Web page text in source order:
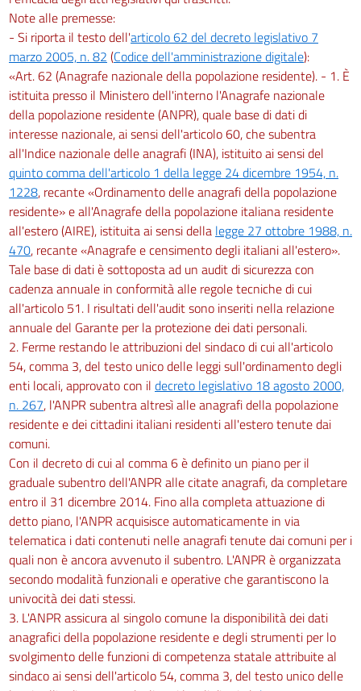
Note alle premesse:
- Si riporta il testo dell'articolo 62 del decreto legislativo 7
marzo 2005, n. 82 (Codice dell'amministrazione digitale):
«Art. 62 (Anagrafe nazionale della popolazione residente). - 1. È
istituita presso il Ministero dell'interno l'Anagrafe nazionale
della popolazione residente (ANPR), quale base di dati di
interesse nazionale, ai sensi dell'articolo 60, che subentra
all'Indice nazionale delle anagrafi (INA), istituito ai sensi del
quinto comma dell'articolo 1 della legge 24 dicembre 1954, n.
1228, recante «Ordinamento delle anagrafi della popolazione
residente» e all'Anagrafe della popolazione italiana residente
all'estero (AIRE), istituita ai sensi della legge 27 ottobre 1988, n.
470, recante «Anagrafe e censimento degli italiani all'estero».
Tale base di dati è sottoposta ad un audit di sicurezza con
cadenza annuale in conformità alle regole tecniche di cui
all'articolo 51. I risultati dell'audit sono inseriti nella relazione
annuale del Garante per la protezione dei dati personali.
2. Ferme restando le attribuzioni del sindaco di cui all'articolo
54, comma 3, del testo unico delle leggi sull'ordinamento degli
enti locali, approvato con il decreto legislativo 18 agosto 2000,
n. 267, l'ANPR subentra altresì alle anagrafi della popolazione
residente e dei cittadini italiani residenti all'estero tenute dai
comuni.
Con il decreto di cui al comma 6 è definito un piano per il
graduale subentro dell'ANPR alle citate anagrafi, da completare
entro il 31 dicembre 2014. Fino alla completa attuazione di
detto piano, l'ANPR acquisisce automaticamente in via
telematica i dati contenuti nelle anagrafi tenute dai comuni per i
quali non è ancora avvenuto il subentro. L'ANPR è organizzata
secondo modalità funzionali e operative che garantiscono la
univocità dei dati stessi.
3. L'ANPR assicura al singolo comune la disponibilità dei dati
anagrafici della popolazione residente e degli strumenti per lo
svolgimento delle funzioni di competenza statale attribuite al
sindaco ai sensi dell'articolo 54, comma 3, del testo unico delle